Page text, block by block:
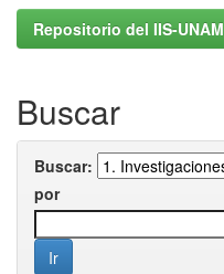
Repositorio del IIS-UNAM
Buscar
Buscar:
por